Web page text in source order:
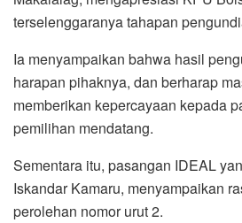
terselenggaranya tahapan
Ia menyampaikan bahwa hasil
harapan pihaknya, dan berharap
memberikan kepercayaan kepada
pemilihan mendatang.
Sementara itu, pasangan IDEAL
Iskandar Kamaru, menyampaikan
perolehan nomor urut 2.